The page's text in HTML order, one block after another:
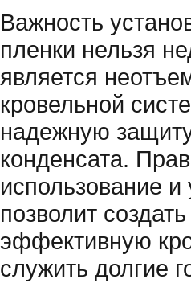
Важность
пленки нельзя
является
кровельной
надежную
конденсата.
использование
позволит
эффективную
служить долгие